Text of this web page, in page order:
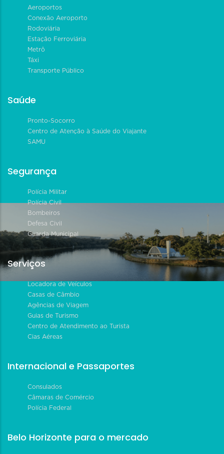
Aeroportos
Conexão Aeroporto
Rodoviária
Estação Ferroviária
Metrô
Táxi
Transporte Público
Saúde
Pronto-Socorro
Centro de Atenção à Saúde do Viajante
SAMU
Segurança
Polícia Militar
Polícia Civil
Bombeiros
Defesa Civil
Guarda Municipal
Serviços
Locadora de Veículos
Casas de Câmbio
Agências de Viagem
Guias de Turismo
Centro de Atendimento ao Turista
Cias Aéreas
Internacional e Passaportes
Consulados
Câmaras de Comércio
Polícia Federal
Belo Horizonte para o mercado